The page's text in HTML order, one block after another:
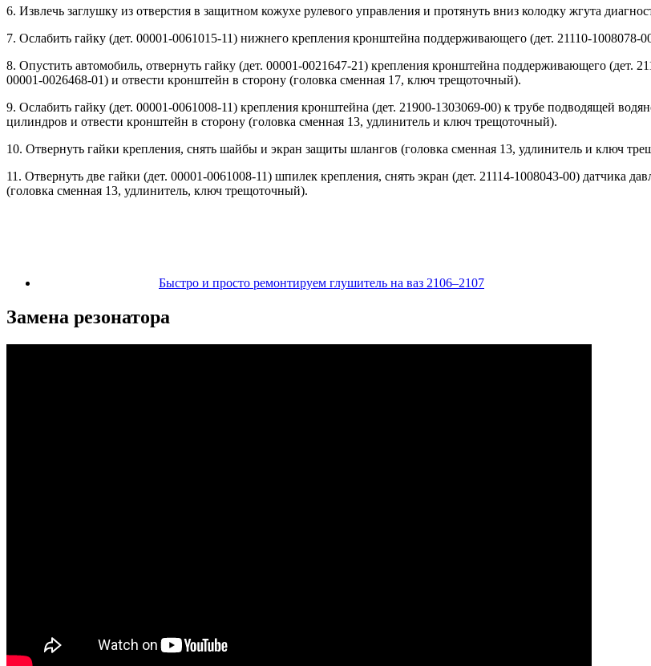
6. Извлечь заглушку из отверстия в защитном кожухе рулевого управления и протянуть вниз колодку жгута
7. Ослабить гайку (дет. 00001-0061015-11) нижнего крепления кронштейна поддерживающего (дет. 21110-
8. Опустить автомобиль, отвернуть гайку (дет. 00001-0021647-21) крепления кронштейна поддерживающего (дет.
00001-0026468-01) и отвести кронштейн в сторону (головка сменная 17, ключ трещоточный).
9. Ослабить гайку (дет. 00001-0061008-11) крепления кронштейна (дет. 21900-1303069-00) к трубе подводящей
цилиндров и отвести кронштейн в сторону (головка сменная 13, удлинитель и ключ трещоточный).
10. Отвернуть гайки крепления, снять шайбы и экран защиты шлангов (головка сменная 13, удлинитель и ключ
11. Отвернуть две гайки (дет. 00001-0061008-11) шпилек крепления, снять экран (дет. 21114-1008043-00) датчика
(головка сменная 13, удлинитель, ключ трещоточный).
Быстро и просто ремонтируем глушитель на ваз 2106–2107
Замена резонатора